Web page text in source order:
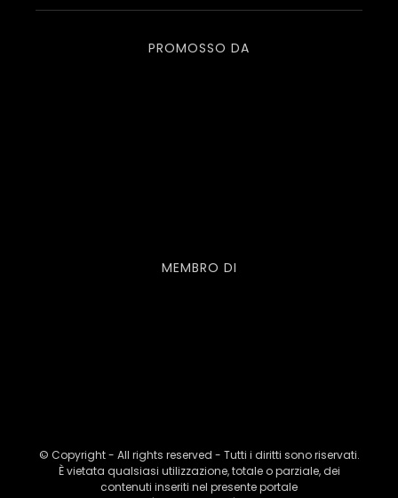
PROMOSSO DA
MEMBRO DI
© Copyright - All rights reserved - Tutti i diritti sono riservati.
È vietata qualsiasi utilizzazione, totale o parziale, dei
contenuti inseriti nel presente portale